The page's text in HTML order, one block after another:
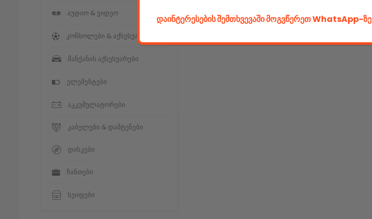
აუდიო & ვიდეო
კონსოლები & აქსესუარები
მანქანის აქსესუარები
ელემენტები
აკკუმულატორები
კაბელები & დამტენები
დისკები
ჩანთები
სეიფები
დაინტერესების შემთხვევაში მოგვწერეთ WhatsApp-ზე